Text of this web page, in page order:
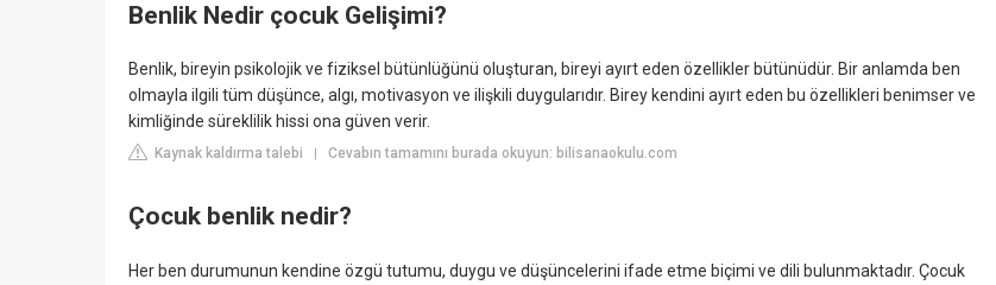
Benlik Nedir çocuk Gelişimi?
Benlik, bireyin psikolojik ve fiziksel bütünlüğünü oluşturan, bireyi ayırt eden özellikler bütünüdür. Bir anlamda ben
olmayla ilgili tüm düşünce, algı, motivasyon ve ilişkili duygularıdır. Birey kendini ayırt eden bu özellikleri benimser ve
kimliğinde süreklilik hissi ona güven verir.
Kaynak kaldırma talebi | Cevabın tamamını burada okuyun: bilisanaokulu.com
Çocuk benlik nedir?
Her ben durumunun kendine özgü tutumu, duygu ve düşüncelerini ifade etme biçimi ve dili bulunmaktadır. Çocuk